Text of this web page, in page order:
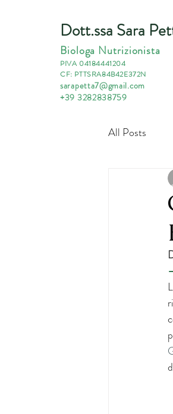
Dott.ssa Sara
Biologa Nutrizionista
PIVA 04184441204
CF: PTTSRA84B42E372N
sarapetta7@gmail.com
+39 3282838759
All Posts